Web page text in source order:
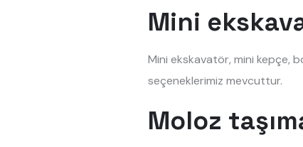
Mini
Mini ekskavatör, mini kepçe,
seçeneklerimiz mevcuttur.
Moloz